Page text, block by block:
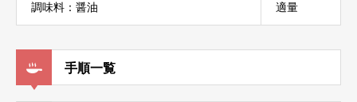
調味料：醤油 適量
手順一覧